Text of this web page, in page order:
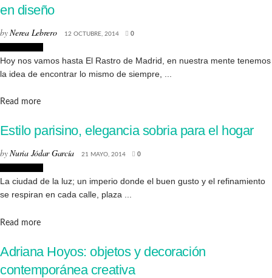
en diseño
byNerea Lebrero 12 OCTUBRE, 2014 0
Hoy nos vamos hasta El Rastro de Madrid, en nuestra mente tenemos
la idea de encontrar lo mismo de siempre, ...
Read moreDetails
Estilo parisino, elegancia sobria para el hogar
byNuria Jódar García 21 MAYO, 2014 0
La ciudad de la luz; un imperio donde el buen gusto y el refinamiento
se respiran en cada calle, plaza ...
Read moreDetails
Adriana Hoyos: objetos y decoración
contemporánea creativa